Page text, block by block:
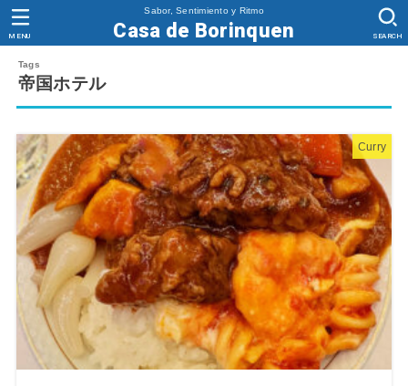
Sabor, Sentimiento y Ritmo
Casa de Borinquen SEARCH
MENU
帝国ホテル
Curry